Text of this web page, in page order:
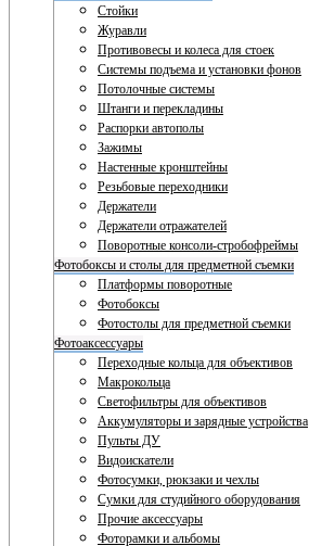
Стойки
Журавли
Противовесы и колеса для стоек
Системы подъема и установки фонов
Потолочные системы
Штанги и перекладины
Распорки автополы
Зажимы
Настенные кронштейны
Резьбовые переходники
Держатели
Держатели отражателей
Поворотные консоли-стробофреймы
Фотобоксы и столы для предметной съемки
Платформы поворотные
Фотобоксы
Фотостолы для предметной съемки
Фотоаксессуары
Переходные кольца для объективов
Макрокольца
Светофильтры для объективов
Аккумуляторы и зарядные устройства
Пульты ДУ
Видоискатели
Фотосумки, рюкзаки и чехлы
Сумки для студийного оборудования
Прочие аксессуары
Фоторамки и альбомы